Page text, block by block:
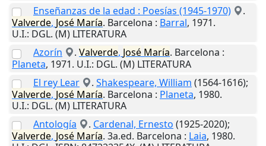
Enseñanzas de la edad : Poesías (1945-1970)
.
Valverde, José María. Barcelona : Barral, 1971.
U.I.: DGL. (M) LITERATURA
Azorín
. Valverde, José María. Barcelona :
Planeta, 1971. U.I.: DGL. (M) LITERATURA
El rey Lear
. Shakespeare, William (1564-1616);
Valverde, José María. Barcelona : Planeta, 1980.
U.I.: DGL. (M) LITERATURA
Antología
. Cardenal, Ernesto (1925-2020);
Valverde, José María. 3a.ed. Barcelona : Laia, 1980.